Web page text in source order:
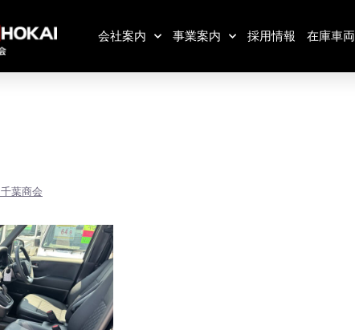
会社案内 事業案内 採用情報 在庫車両
千葉商会